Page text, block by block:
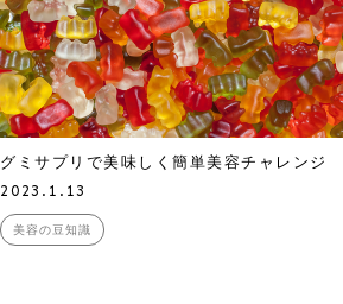
グミサプリで美味しく簡単美容チャレンジ
2023.1.13
美容の豆知識